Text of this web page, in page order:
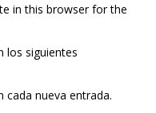
in this browser for the
los siguientes
cada nueva entrada.